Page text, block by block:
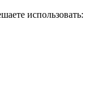
использовать: